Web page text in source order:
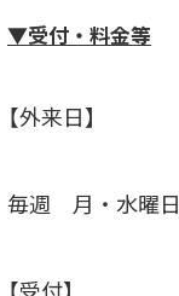
▼受付・料金等
【外来日】
毎週 月・水曜日